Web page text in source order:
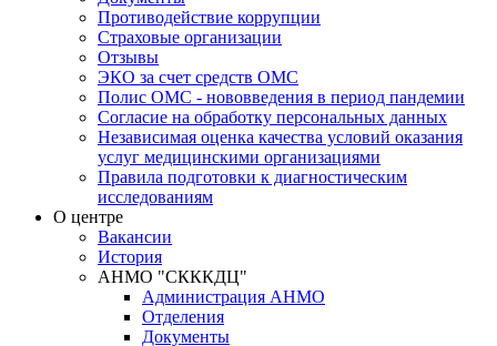
Противодействие коррупции
Страховые организации
Отзывы
ЭКО за счет средств ОМС
Полис ОМС - нововведения в период пандемии
Согласие на обработку персональных данных
Независимая оценка качества условий оказания
услуг медицинскими организациями
Правила подготовки к диагностическим
исследованиям
О центре
Вакансии
История
АНМО "СКККДЦ"
Администрация АНМО
Отделения
Документы